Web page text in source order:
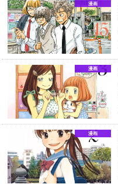
漫画
漫画
漫画